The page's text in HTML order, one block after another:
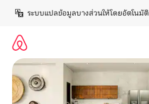
เนื้อหา
ระบบแปลข้อมูลบางส่วนให้โดยอัตโนมัติ